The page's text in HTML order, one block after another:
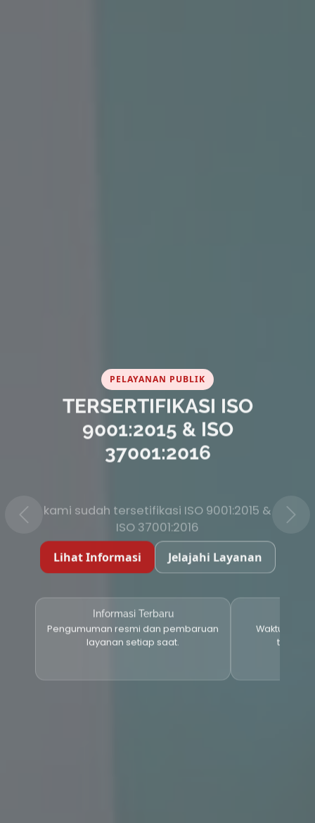
PELAYANAN PUBLIK
TERSERTIFIKASI ISO
9001:2015 & ISO
37001:2016
ISO 37001:2016
Lihat Informasi Jelajahi Layanan
Informasi Terbaru
layanan setiap saat.